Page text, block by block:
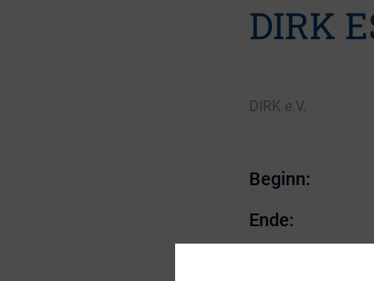
DIRK
DIRK e.V.
Beginn:
Ende: